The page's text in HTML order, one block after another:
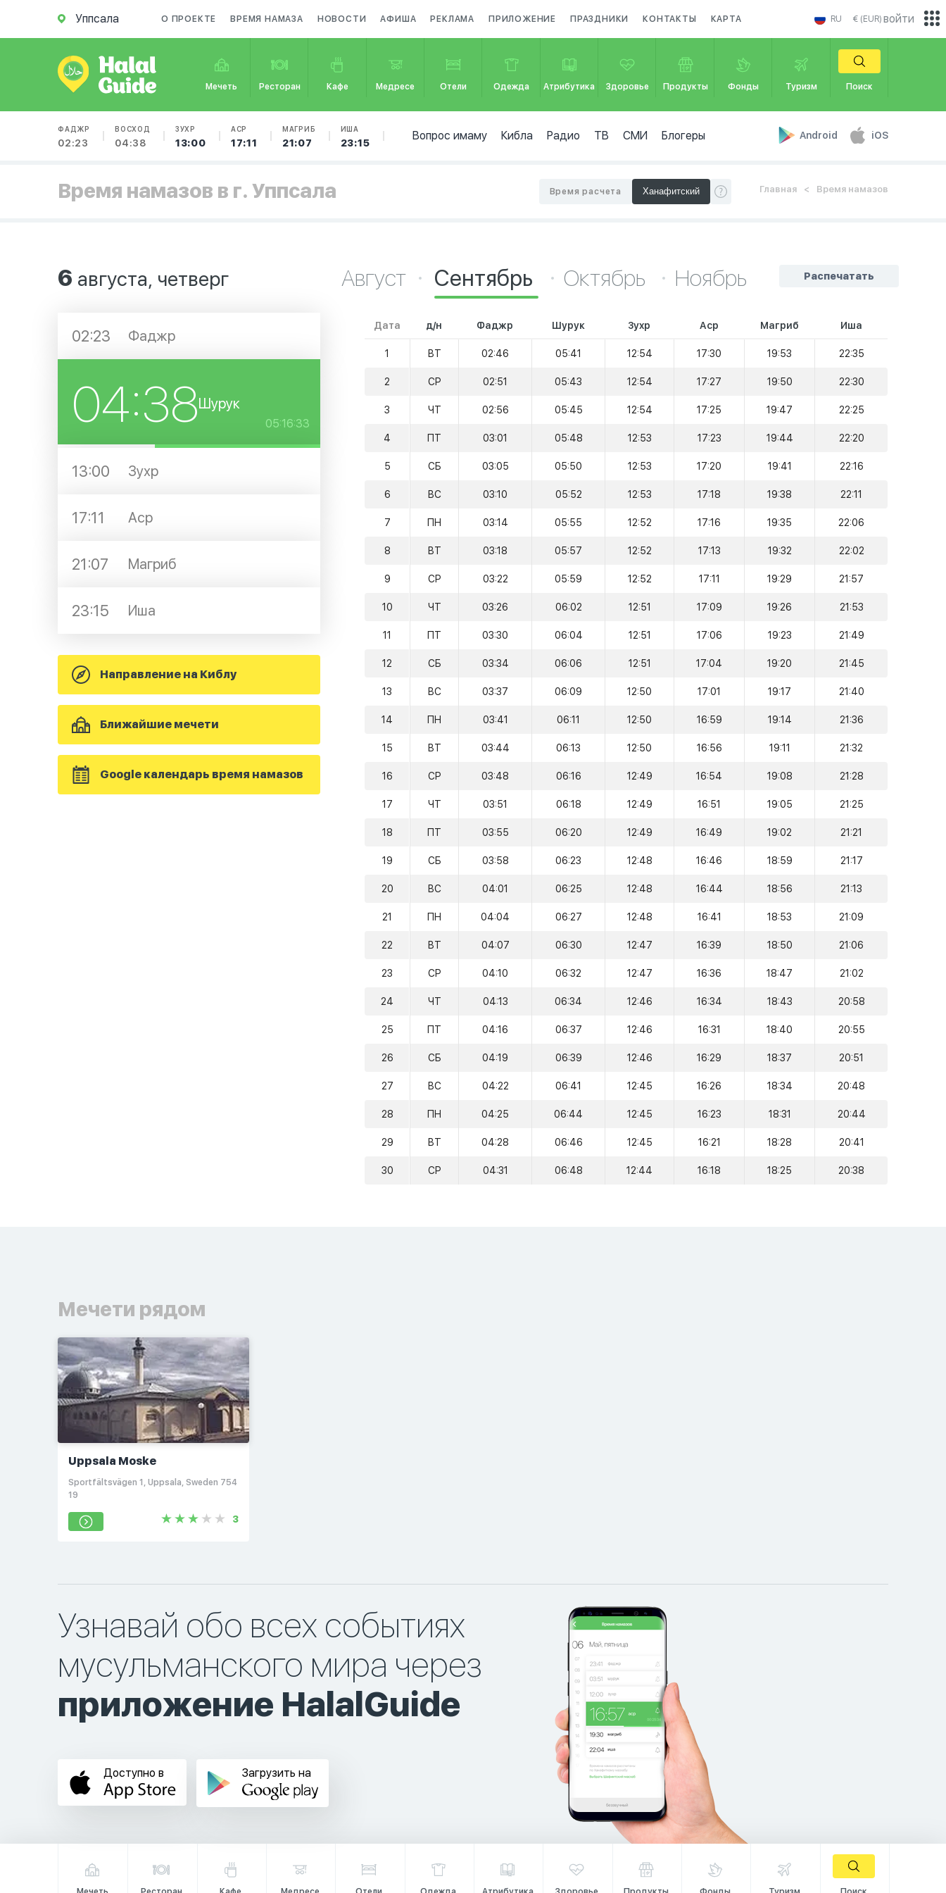
Уппсала О ПРОЕКТЕ ВРЕМЯ НАМАЗА НОВОСТИ АФИША РЕКЛАМА ПРИЛОЖЕНИЕ ПРАЗДНИКИ КОНТАКТЫ КАРТА RU € (EUR)
Мечеть Ресторан Кафе Медресе Отели Одежда Атрибутика Здоровье Продукты Фонды Туризм Поиск
ФАДЖР
02:23
ВОСХОД
04:38
ЗУХР
13:00
АСР
17:11
МАГРИБ
21:07
ИША
23:15
Вопрос имаму Кибла Радио ТВ СМИ Блогеры Android iOS
войти
Время намазов в г. Уппсала Главная Время намазов
Время расчета
6 августа, четверг
02:23 Фаджр
04:38Шурук
05:16:33
13:00 Зухр
17:11 Аср
21:07 Магриб
23:15 Иша
Направление на Киблу
Ближайшие мечети
Google календарь время намазов
Распечатать
Август Сентябрь Октябрь Ноябрь
Дата д/н Фаджр Шурук Зухр Аср Магриб Иша
1 ВТ 02:46 05:41 12:54 17:30 19:53 22:35
2 СР 02:51 05:43 12:54 17:27 19:50 22:30
3 ЧТ 02:56 05:45 12:54 17:25 19:47 22:25
4 ПТ 03:01 05:48 12:53 17:23 19:44 22:20
5 СБ 03:05 05:50 12:53 17:20 19:41 22:16
6 ВС 03:10 05:52 12:53 17:18 19:38 22:11
7 ПН 03:14 05:55 12:52 17:16 19:35 22:06
8 ВТ 03:18 05:57 12:52 17:13 19:32 22:02
9 СР 03:22 05:59 12:52 17:11 19:29 21:57
10 ЧТ 03:26 06:02 12:51 17:09 19:26 21:53
11 ПТ 03:30 06:04 12:51 17:06 19:23 21:49
12 СБ 03:34 06:06 12:51 17:04 19:20 21:45
13 ВС 03:37 06:09 12:50 17:01 19:17 21:40
14 ПН 03:41 06:11 12:50 16:59 19:14 21:36
15 ВТ 03:44 06:13 12:50 16:56 19:11 21:32
16 СР 03:48 06:16 12:49 16:54 19:08 21:28
17 ЧТ 03:51 06:18 12:49 16:51 19:05 21:25
18 ПТ 03:55 06:20 12:49 16:49 19:02 21:21
19 СБ 03:58 06:23 12:48 16:46 18:59 21:17
20 ВС 04:01 06:25 12:48 16:44 18:56 21:13
21 ПН 04:04 06:27 12:48 16:41 18:53 21:09
22 ВТ 04:07 06:30 12:47 16:39 18:50 21:06
23 СР 04:10 06:32 12:47 16:36 18:47 21:02
24 ЧТ 04:13 06:34 12:46 16:34 18:43 20:58
25 ПТ 04:16 06:37 12:46 16:31 18:40 20:55
26 СБ 04:19 06:39 12:46 16:29 18:37 20:51
27 ВС 04:22 06:41 12:45 16:26 18:34 20:48
28 ПН 04:25 06:44 12:45 16:23 18:31 20:44
29 ВТ 04:28 06:46 12:45 16:21 18:28 20:41
30 СР 04:31 06:48 12:44 16:18 18:25 20:38
Мечети рядом
Uppsala Moske
Sportfältsvägen 1, Uppsala, Sweden 754
19
3
Узнавай обо всех событиях
мусульманского мира через
приложение HalalGuide
Доступно в Загрузить на